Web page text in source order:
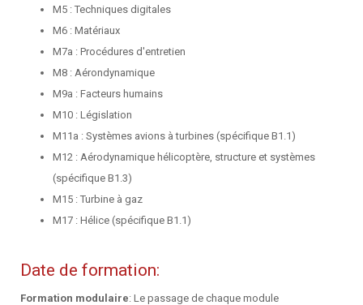
M5 : Techniques digitales
M6 : Matériaux
M7a : Procédures d'entretien
M8 : Aérondynamique
M9a : Facteurs humains
M10 : Législation
M11a : Systèmes avions à turbines (spécifique B1.1 )
M12 : Aérodynamique hélicoptère, structure et systèmes
(spécifique B1.3)
M15 : Turbine à gaz
M17 : Hélice (spécifique B1.1 )
Date de formation:
Formation modulaire: Le passage de chaque module